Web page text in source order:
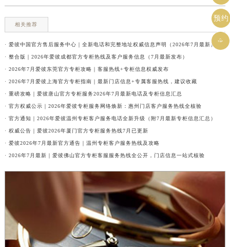
相关推荐
· 爱彼中国官方售后服务中心｜全新电话和完整地址权威信息声明（2026年7月最新）
· 整合版｜2026年爱彼成都官方专柜热线及客户服务信息（7月最新发布）
· 2026年7月爱彼东莞官方专柜攻略｜客服热线+专柜信息权威发布
· 2026年7月爱彼上海官方专柜指南｜最新门店信息+专属客服热线，建议收藏
· 重磅攻略｜爱彼唐山官方专柜服务2026年7月最新电话及专柜信息汇总
· 官方权威公示｜2026年爱彼专柜服务网络焕新：惠州门店客户服务热线全核验
· 官方通知｜2026年爱彼温州专柜客户服务电话全新升级（附7月最新专柜信息汇总）
· 权威公告｜爱彼2026年厦门官方专柜服务热线7月已更新
· 爱彼2026年7月最新官方通告｜温州专柜客户服务热线及攻略
· 2026年7月最新｜爱彼佛山官方专柜客服服务热线全公开，门店信息一站式核验
预约
